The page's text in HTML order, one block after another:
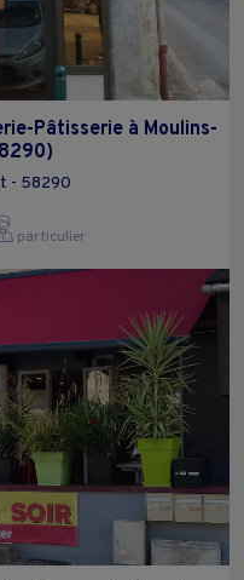
Pâtisserie à Moulins-
- 58290
particulier